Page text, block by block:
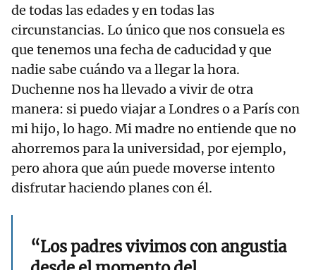
de todas las edades y en todas las
circunstancias. Lo único que nos consuela es
que tenemos una fecha de caducidad y que
nadie sabe cuándo va a llegar la hora.
Duchenne nos ha llevado a vivir de otra
manera: si puedo viajar a Londres o a París con
mi hijo, lo hago. Mi madre no entiende que no
ahorremos para la universidad, por ejemplo,
pero ahora que aún puede moverse intento
disfrutar haciendo planes con él.
“Los padres vivimos con angustia